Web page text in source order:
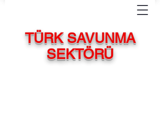
TÜRK SAVUNMA
SEKTÖRÜ